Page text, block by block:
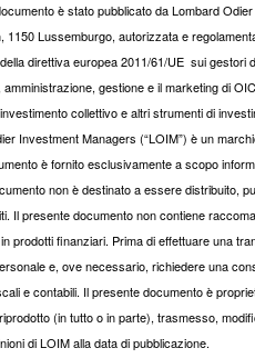
è stato pubblicato da Lombard
1150 Lussemburgo, autorizzata e
direttiva europea 2011/61/UE sui gestori
gestione e il marketing di
collettivo e altri strumenti di
Investment Managers (“LOIM”) è un
è fornito esclusivamente a scopo
non è destinato a essere distribuito,
Il presente documento non contiene
prodotti finanziari. Prima di effettuare una
e, ove necessario, richiedere una
e contabili. Il presente documento è
(in tutto o in parte), trasmesso,
di LOIM alla data di pubblicazione.